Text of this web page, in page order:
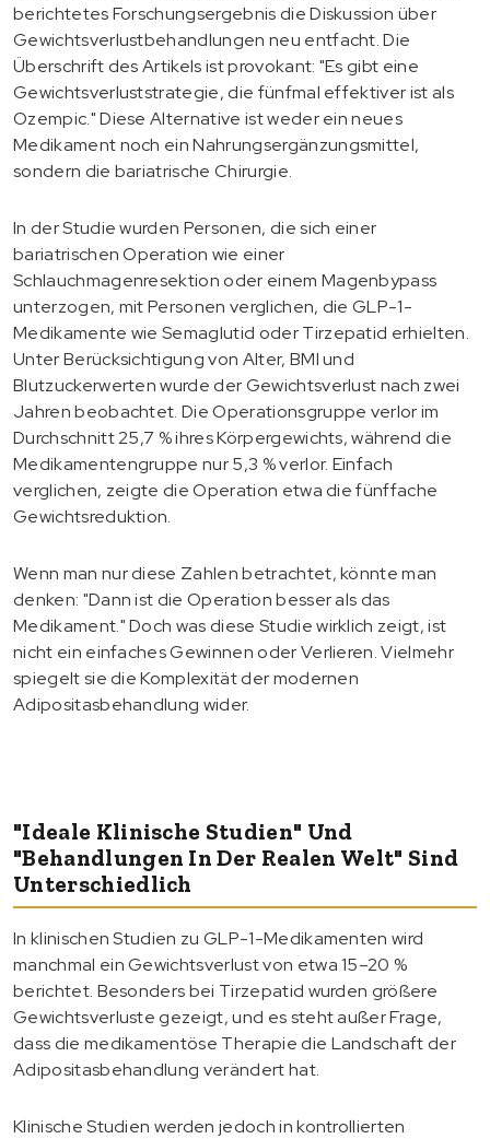
berichtetes Forschungsergebnis die Diskussion über
Gewichtsverlustbehandlungen neu entfacht. Die
Überschrift des Artikels ist provokant: "Es gibt eine
Gewichtsverluststrategie, die fünfmal effektiver ist als
Ozempic." Diese Alternative ist weder ein neues
Medikament noch ein Nahrungsergänzungsmittel,
sondern die bariatrische Chirurgie.
In der Studie wurden Personen, die sich einer
bariatrischen Operation wie einer
Schlauchmagenresektion oder einem Magenbypass
unterzogen, mit Personen verglichen, die GLP-1-
Medikamente wie Semaglutid oder Tirzepatid erhielten.
Unter Berücksichtigung von Alter, BMI und
Blutzuckerwerten wurde der Gewichtsverlust nach zwei
Jahren beobachtet. Die Operationsgruppe verlor im
Durchschnitt 25,7 % ihres Körpergewichts, während die
Medikamentengruppe nur 5,3 % verlor. Einfach
verglichen, zeigte die Operation etwa die fünffache
Gewichtsreduktion.
Wenn man nur diese Zahlen betrachtet, könnte man
denken: "Dann ist die Operation besser als das
Medikament." Doch was diese Studie wirklich zeigt, ist
nicht ein einfaches Gewinnen oder Verlieren. Vielmehr
spiegelt sie die Komplexität der modernen
Adipositasbehandlung wider.
"Ideale Klinische Studien" Und
"Behandlungen In Der Realen Welt" Sind
Unterschiedlich
In klinischen Studien zu GLP-1-Medikamenten wird
manchmal ein Gewichtsverlust von etwa 15–20 %
berichtet. Besonders bei Tirzepatid wurden größere
Gewichtsverluste gezeigt, und es steht außer Frage,
dass die medikamentöse Therapie die Landschaft der
Adipositasbehandlung verändert hat.
Klinische Studien werden jedoch in kontrollierten